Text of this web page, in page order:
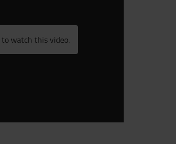
to watch this video.